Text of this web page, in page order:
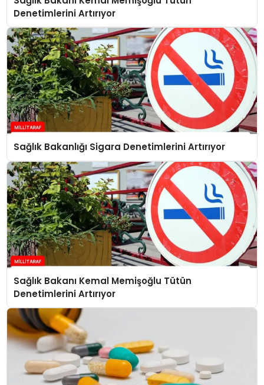
Denetimlerini Artırıyor
Sağlık Bakanlığı Sigara Denetimlerini Artırıyor
Sağlık Bakanı Kemal Memişoğlu Tütün
Denetimlerini Artırıyor